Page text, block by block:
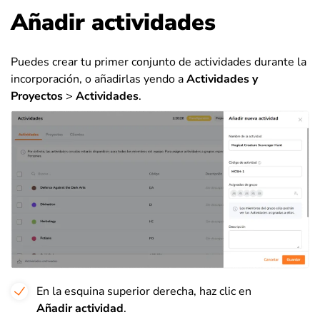
Añadir actividades
Puedes crear tu primer conjunto de actividades durante la
incorporación, o añadirlas yendo aActividades y
Proyectos > Actividades.
En la esquina superior derecha, haz clic en
Añadiractividad.